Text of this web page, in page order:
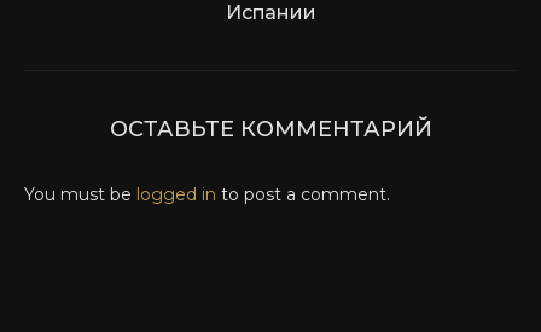
Испании
ОСТАВЬТЕ КОММЕНТАРИЙ
You must be logged in to post a comment.